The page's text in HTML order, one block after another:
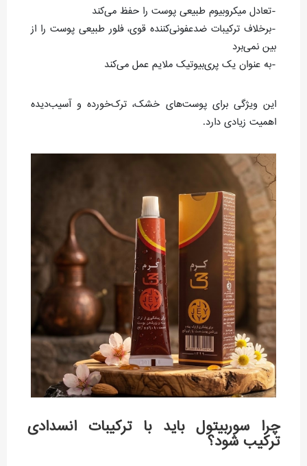
-تعادل میکروبیوم طبیعی پوست را حفظ می‌کند
-برخلاف ترکیبات ضدعفونی‌کننده قوی، فلور طبیعی پوست را از
بین نمی‌برد
-به عنوان یک پری‌بیوتیک ملایم عمل می‌کند
این ویژگی برای پوست‌های خشک، ترک‌خورده و آسیب‌دیده
اهمیت زیادی دارد.
چرا سوربیتول باید با ترکیبات انسدادی
ترکیب شود؟